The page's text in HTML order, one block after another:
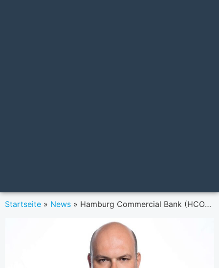
Startseite » News » Hamburg Commercial Bank (HCOB) setzt auf Performance Marketing der Agentur SlopeLift